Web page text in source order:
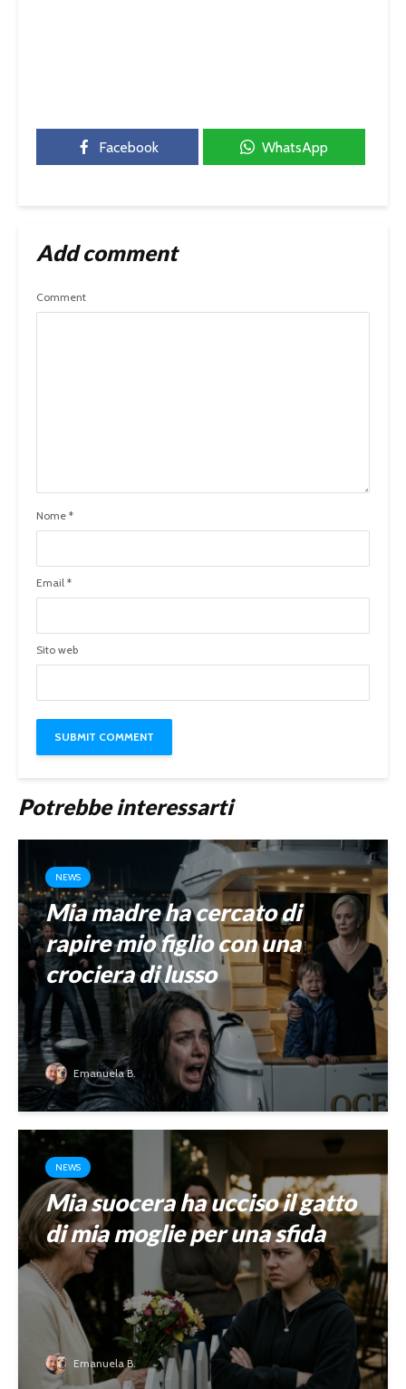
Facebook WhatsApp
Add comment
Comment
Nome *
Email *
Sito web
Potrebbe interessarti
NEWS
Mia madre ha cercato di
rapire mio figlio con una
crociera di lusso
Emanuela B.
NEWS
Mia suocera ha ucciso il gatto
di mia moglie per una sfida
Emanuela B.